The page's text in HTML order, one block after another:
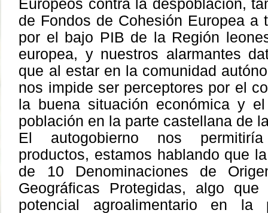
Europeos contra la despoblación,
de Fondos de Cohesión Europea a
por el bajo PIB de la Región
europea, y nuestros alarmantes
que al estar en la comunidad
nos impide ser perceptores por el
la buena situación económica y
población en la parte castellana de
El autogobierno nos
productos, estamos hablando que
de 10 Denominaciones de
Geográficas Protegidas, algo
potencial agroalimentario en la